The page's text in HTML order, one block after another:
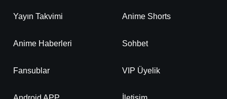
Yayın Takvimi Anime Shorts
Anime Haberleri Sohbet
Fansublar VIP Üyelik